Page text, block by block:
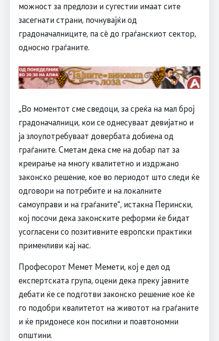
можност за предлози и сугестии имаат сите
засегнати страни, почнувајќи од
градоначалниците, па сѐ до граѓанскиот сектор,
односно граѓаните.
„Во моментот сме сведоци, за среќа на мал број
градоначалници, кои се однесуваат девијатно и
ја злоупотребуваат довербата добиена од
граѓаните. Сметам дека сме на добар пат за
креирање на многу квалитетно и издржано
законско решение, кое во периодот што следи ќе
одговори на потребите и на локалните
самоуправи и на граѓаните“, истакна Перински,
кој посочи дека законските реформи ќе бидат
усогласени со позитивните европски практики
применливи кај нас.
Професорот Мемет Мемети, кој е дел од
експертската група, оцени дека преку јавните
дебати ќе се подготви законско решение кое ќе
го подобри квалитетот на животот на граѓаните
и ќе придонесе кон посилни и поавтономни
општини.